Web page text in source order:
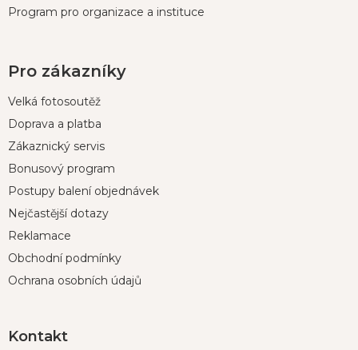
Program pro organizace a instituce
Pro zákazníky
Velká fotosoutěž
Doprava a platba
Zákaznický servis
Bonusový program
Postupy balení objednávek
Nejčastější dotazy
Reklamace
Obchodní podmínky
Ochrana osobních údajů
Kontakt